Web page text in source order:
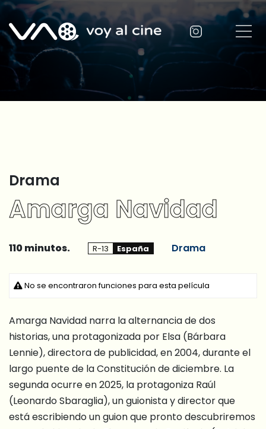
Drama
Amarga Navidad
110 minutos. R-13 España Drama
No se encontraron funciones para esta película
Amarga Navidad narra la alternancia de dos
historias, una protagonizada por Elsa (Bárbara
Lennie), directora de publicidad, en 2004, durante el
largo puente de la Constitución de diciembre. La
segunda ocurre en 2025, la protagoniza Raúl
(Leonardo Sbaraglia), un guionista y director que
está escribiendo un guion que pronto descubriremos